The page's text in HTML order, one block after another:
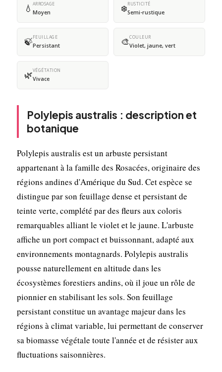
💧 ARROSAGE
Moyen ❄️RUSTICITÉ
Semi-rustique
🍃FEUILLAGE
Persistant 🎨COULEUR
Violet, jaune, vert
🌿VÉGÉTATION
Vivace
Polylepis australis : description et
botanique
Polylepis australis est un arbuste persistant
appartenant à la famille des Rosacées, originaire des
régions andines d'Amérique du Sud. Cet espèce se
distingue par son feuillage dense et persistant de
teinte verte, complété par des fleurs aux coloris
remarquables alliant le violet et le jaune. L'arbuste
affiche un port compact et buissonnant, adapté aux
environnements montagnards. Polylepis australis
pousse naturellement en altitude dans les
écosystèmes forestiers andins, où il joue un rôle de
pionnier en stabilisant les sols. Son feuillage
persistant constitue un avantage majeur dans les
régions à climat variable, lui permettant de conserver
sa biomasse végétale toute l'année et de résister aux
fluctuations saisonnières.